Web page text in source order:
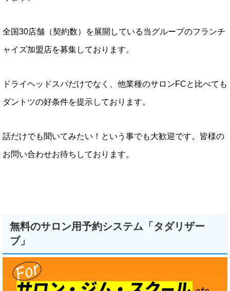
全国30店舗（契約数）を展開している当グループのフランチ
ャイズ加盟店を募集しております。
ドライヘッドスパだけでなく、他業種のサロンFCと比べても
ダントツの好条件を提示しております。
話だけでも聞いてみたい！という事でも大歓迎です。皆様の
お問い合わせお待ちしております。
無料のサロン用予約システム「タダリザー
ブ」